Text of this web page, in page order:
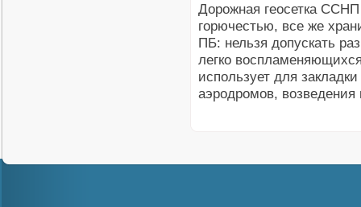
Дорожная геосетка
горючестью, все же
ПБ: нельзя допускать
легко
использует для
аэродромов,